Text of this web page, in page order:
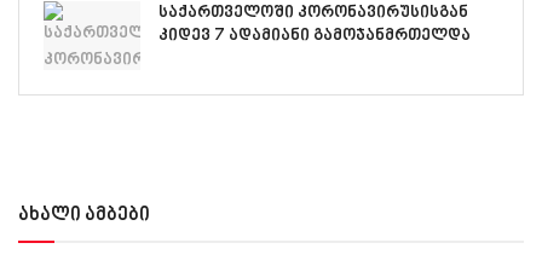
საქართველოში კორონავირუსისგან
კიდევ 7 ადამიანი გამოჯანმრთელდა
ახალი ამბები